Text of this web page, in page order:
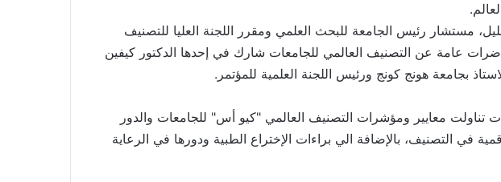
مستشار رئيس الجامعة للبحث العلمي ومقرر اللجنة العليا للتصنيف
عامة عن التصنيف العالمي للجامعات شارك في إحدها الدكتور كيفين
بجامعة هونج كونج ورئيس اللجنة العلمية للمؤتمر.
معايير ومؤشرات التصنيف العالمي "كيو أس" للجامعات والدور
في التصنيف، بالإضافة الي براءات الإختراع الطبية ودورها في الرعاية